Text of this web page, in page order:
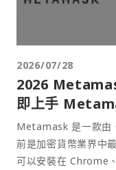
2026/07/28
2026
即上手
Metamask 是一款由
前是加密貨幣業界中
可以安裝在 Chrome